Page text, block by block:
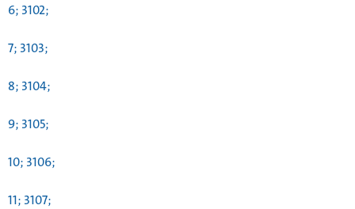
6; 3102;
7; 3103;
8; 3104;
9; 3105;
10; 3106;
11; 3107;